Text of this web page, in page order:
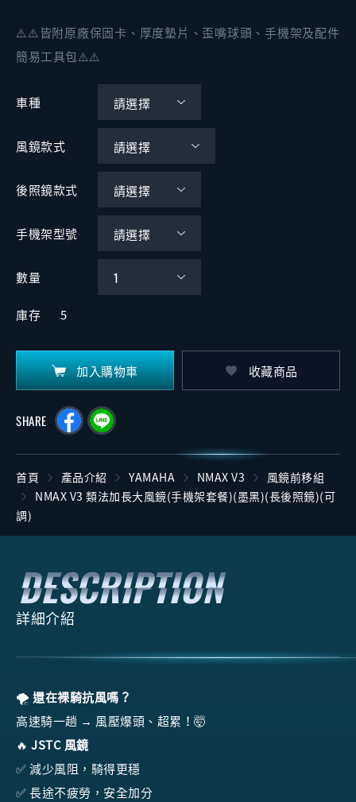
⚠️⚠️皆附原廠保固卡、厚度墊片、歪嘴球頭、手機架及配件
簡易工具包⚠️⚠️
車種
風鏡款式
後照鏡款式
手機架型號
數量
庫存 5
加入購物車 收藏商品
SHARE
首頁 產品介紹 YAMAHA NMAX V3
風鏡前移組
NMAX V3 類法加長大風鏡(手機架套餐)(墨黑)(長後照鏡)(可
調)
詳細介紹
🌪️ 還在裸騎抗風嗎？
高速騎一趟 → 風壓爆頭、超累！🤯
🔥 JSTC 風鏡
✅ 減少風阻，騎得更穩
✅ 長途不疲勞，安全加分